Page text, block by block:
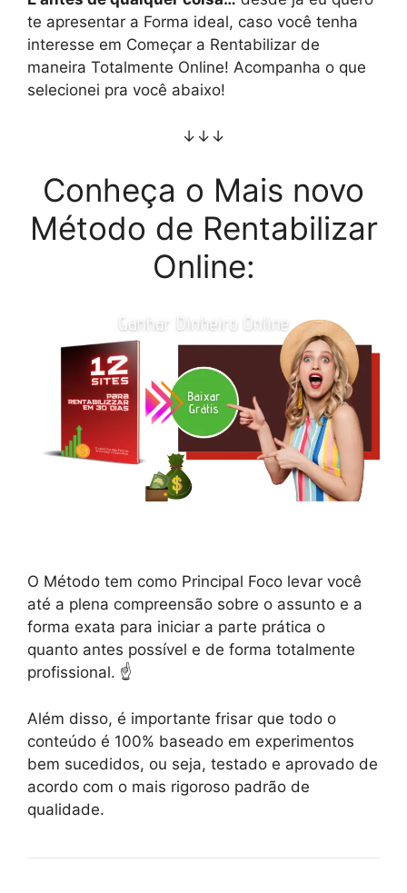
te apresentar a Forma ideal, caso você tenha
interesse em Começar a Rentabilizar de
maneira Totalmente Online! Acompanha o que
selecionei pra você abaixo!
↓↓↓
Conheça o Mais novo
Método de Rentabilizar
Online:
O Método tem como Principal Foco levar você
até a plena compreensão sobre o assunto e a
forma exata para iniciar a parte prática o
quanto antes possível e de forma totalmente
profissional. ☝️
Além disso, é importante frisar que todo o
conteúdo é 100% baseado em experimentos
bem sucedidos, ou seja, testado e aprovado de
acordo com o mais rigoroso padrão de
qualidade.